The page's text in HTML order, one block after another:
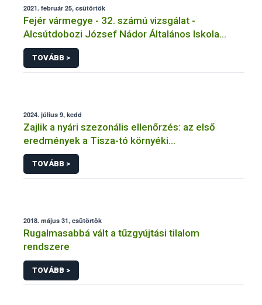
2021. február 25, csütörtök
Fejér vármegye - 32. számú vizsgálat -
Alcsútdobozi József Nádor Általános Iskola
Tálalókonyha - Alcsútdoboz
TOVÁBB >
2024. július 9, kedd
Zajlik a nyári szezonális ellenőrzés: az első
eredmények a Tisza-tó környéki
vendéglátóhelyekről érkeztek
TOVÁBB >
2018. május 31, csütörtök
Rugalmasabbá vált a tűzgyújtási tilalom
rendszere
TOVÁBB >